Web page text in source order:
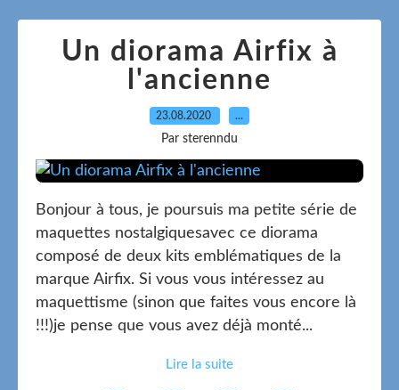
Un diorama Airfix à
l'ancienne
23.08.2020 …
Par sterenndu
Bonjour à tous, je poursuis ma petite série de
maquettes nostalgiquesavec ce diorama
composé de deux kits emblématiques de la
marque Airfix. Si vous vous intéressez au
maquettisme (sinon que faites vous encore là
!!!)je pense que vous avez déjà monté...
Lire la suite